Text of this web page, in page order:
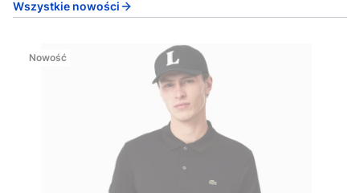
Wszystkie nowości
Nowość